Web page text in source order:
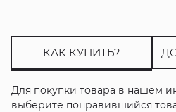
КАК КУПИТЬ?
Для покупки товара в нашем
выберите понравившийся